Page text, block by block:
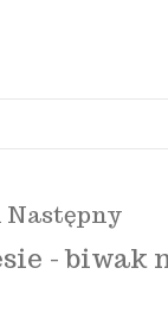
Następny
- biwak